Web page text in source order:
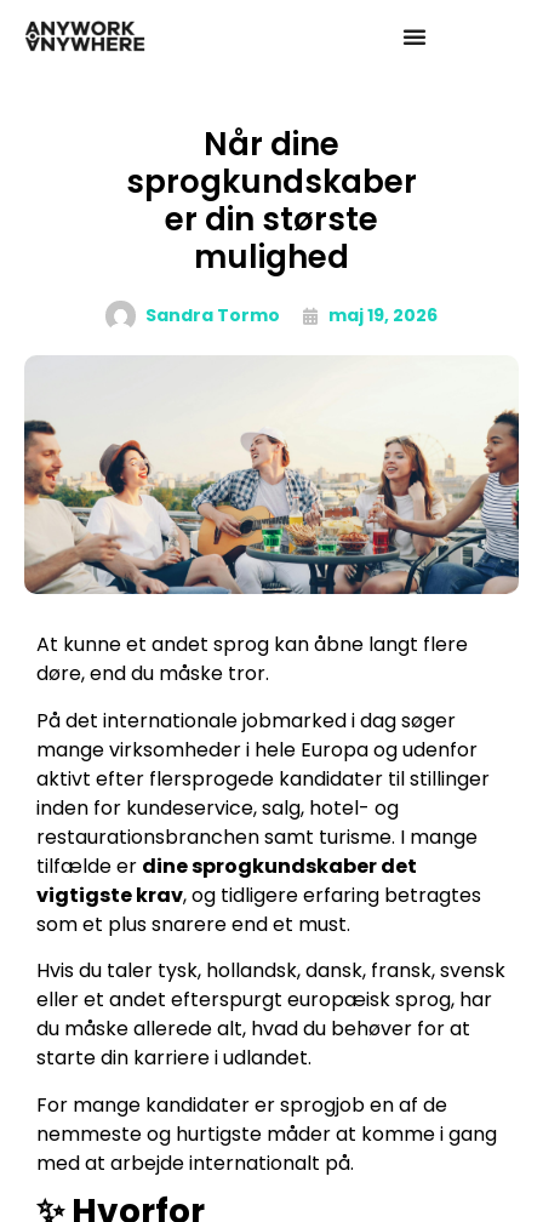
Når dine
sprogkundskaber
er din største
mulighed
Sandra Tormo maj 19, 2026
At kunne et andet sprog kan åbne langt flere
døre, end du måske tror.
På det internationale jobmarked i dag søger
mange virksomheder i hele Europa og udenfor
aktivt efter flersprogede kandidater til stillinger
inden for kundeservice, salg, hotel- og
restaurationsbranchen samt turisme. I mange
tilfælde er dine sprogkundskaber det
vigtigste krav, og tidligere erfaring betragtes
som et plus snarere end et must.
Hvis du taler tysk, hollandsk, dansk, fransk, svensk
eller et andet efterspurgt europæisk sprog, har
du måske allerede alt, hvad du behøver for at
starte din karriere i udlandet.
For mange kandidater er sprogjob en af de
nemmeste og hurtigste måder at komme i gang
med at arbejde internationalt på.
✨ Hvorfor